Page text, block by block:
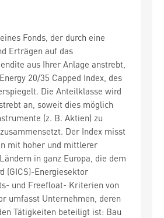
Fonds, der durch eine
Erträgen auf das
aus Ihrer Anlage anstrebt,
20/35 Capped Index, des
Die Anteilklasse wird
an, soweit dies möglich
(z. B. Aktien) zu
Der Index misst
mit hoher und mittlerer
in ganz Europa, die dem
(GICS)-Energiesektor
und Freefloat- Kriterien von
umfasst Unternehmen, deren
Tätigkeiten beteiligt ist: Bau